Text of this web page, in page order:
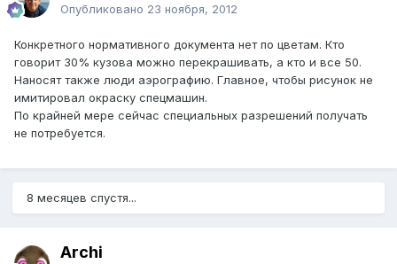
Опубликовано 23 ноября, 2012
Конкретного нормативного документа нет по цветам. Кто
говорит 30% кузова можно перекрашивать, а кто и все 50.
Наносят также люди аэрографию. Главное, чтобы рисунок не
имитировал окраску спецмашин.
По крайней мере сейчас специальных разрешений получать
не потребуется.
8 месяцев спустя...
Archi